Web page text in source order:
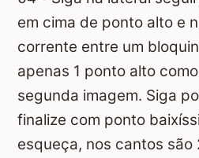
em cima de ponto alto e
corrente entre um
apenas 1 ponto alto
segunda imagem. Siga
finalize com ponto
esqueça, nos cantos são